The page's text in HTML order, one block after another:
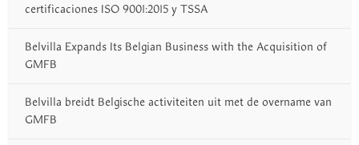
certificaciones ISO 9001:2015 y TSSA
Belvilla Expands Its Belgian Business with the Acquisition of
GMFB
Belvilla breidt Belgische activiteiten uit met de overname van
GMFB